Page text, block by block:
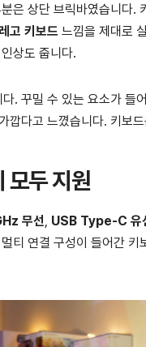
은 상단 브릭바였습니다.
레고 키보드 느낌을 제대로
상도 줍니다.
. 꾸밀 수 있는 요소가 들
깝다고 느꼈습니다. 키보
모두 지원
무선, USB Type-C 유
티 연결 구성이 들어간